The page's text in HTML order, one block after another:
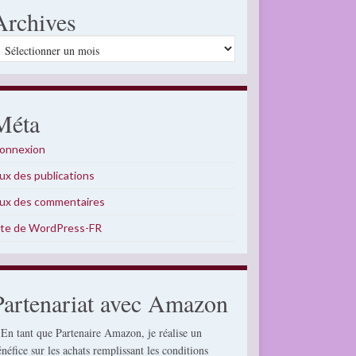
des publications
des commentaires
de WordPress-FR
avec Amazon
tant que Partenaire Amazon, je réalise un
sur les achats remplissant les conditions